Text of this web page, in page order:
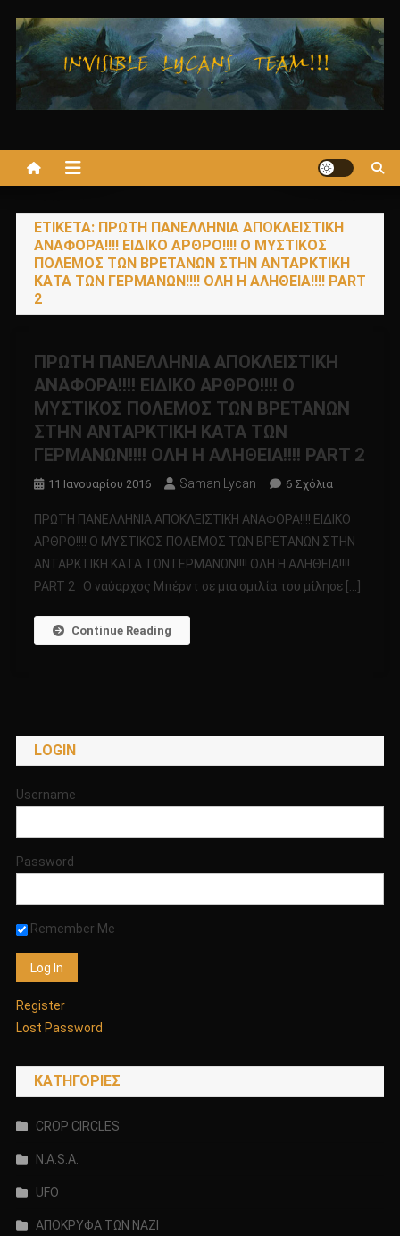
στο
περιεχόμενο
ΕΤΙΚΈΤΑ: ΠΡΩΤΗ ΠΑΝΕΛΛΗΝΙΑ ΑΠΟΚΛΕΙΣΤΙΚΗ
ΑΝΑΦΟΡΑ!!!! ΕΙΔΙΚΟ ΑΡΘΡΟ!!!! Ο ΜΥΣΤΙΚΟΣ
ΠΟΛΕΜΟΣ ΤΩΝ ΒΡΕΤΑΝΩΝ ΣΤΗΝ ΑΝΤΑΡΚΤΙΚΗ
ΚΑΤΑ ΤΩΝ ΓΕΡΜΑΝΩΝ!!!! ΟΛΗ Η ΑΛΗΘΕΙΑ!!!! PART
2
ΠΡΩΤΗ ΠΑΝΕΛΛΗΝΙΑ ΑΠΟΚΛΕΙΣΤΙΚΗ
ΑΝΑΦΟΡΑ!!!! ΕΙΔΙΚΟ ΑΡΘΡΟ!!!! Ο
ΜΥΣΤΙΚΟΣ ΠΟΛΕΜΟΣ ΤΩΝ ΒΡΕΤΑΝΩΝ
ΣΤΗΝ ΑΝΤΑΡΚΤΙΚΗ ΚΑΤΑ ΤΩΝ
ΓΕΡΜΑΝΩΝ!!!! ΟΛΗ Η ΑΛΗΘΕΙΑ!!!! PART 2
11 Ιανουαρίου 2016 Saman Lycan 6 ΣχόλιαΣτο
ΑΝΑΦΟΡΑ!!!!
ΕΙΔΙΚΟ
ΑΛΗΘΕΙΑ!!!!
ΠΡΩΤΗ ΠΑΝΕΛΛΗΝΙΑ ΑΠΟΚΛΕΙΣΤΙΚΗ ΑΝΑΦΟΡΑ!!!! ΕΙΔΙΚΟ
ΑΡΘΡΟ!!!! Ο ΜΥΣΤΙΚΟΣ ΠΟΛΕΜΟΣ ΤΩΝ ΒΡΕΤΑΝΩΝ ΣΤΗΝ
ΑΝΤΑΡΚΤΙΚΗ ΚΑΤΑ ΤΩΝ ΓΕΡΜΑΝΩΝ!!!! ΟΛΗ Η ΑΛΗΘΕΙΑ!!!!
PART 2 Ο ναύαρχος Μπέρντ σε μια ομιλία του μίλησε […]
Continue Reading
LOGIN
Username
Password
Remember Me
Register
Lost Password
KΑΤΗΓΟΡΊΕΣ
CROP CIRCLES
N.A.S.A.
UFO
ΑΠΟΚΡΥΦΑ ΤΩΝ ΝΑΖΙ